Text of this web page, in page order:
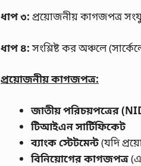
ধাপ ৩: প্রয়োজনীয় কাগজপত্র
ধাপ ৪:সংশ্লিষ্ট কর অঞ্চলে
প্রয়োজনীয় কাগজপত্র:
জাতীয় পরিচয়পত্রের
টিআইএন সার্টিফিকেট
ব্যাংক স্টেটমেন্ট(যদি
বিনিয়োগের কাগজপত্র